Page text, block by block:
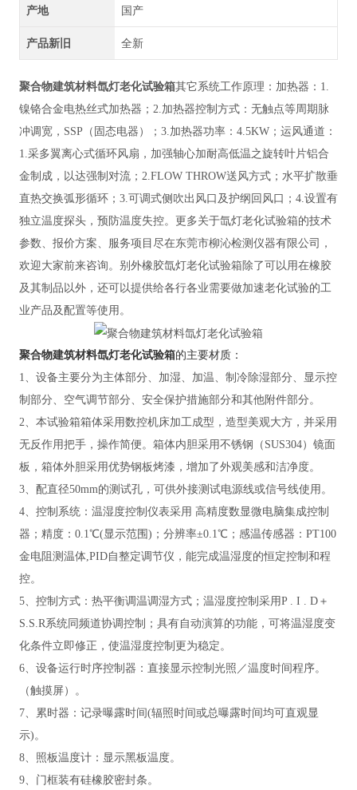
产地 国产
产品新旧 全新
聚合物建筑材料氙灯老化试验箱其它系统工作原理：加热器： 1.
镍铬合金电热丝式加热器；2.加热器控制方式：无触点等周期脉
冲调宽，SSP（固态电器）；3.加热器功率：4.5KW；运风通道：
1.采多翼离心式循环风扇，加强轴心加耐高低温之旋转叶片铝合
金制成，以达强制对流；2.FLOW THROW送风方式；水平扩散垂
直热交换弧形循环；3.可调式侧吹出风口及护纲回风口；4.设置有
独立温度探头，预防温度失控。 更多关于氙灯老化试验箱的技术
参数、报价方案、服务项目尽在东莞市柳沁检测仪器有限公司，
欢迎大家前来咨询。别外橡胶氙灯老化试验箱除了可以用在橡胶
及其制品以外，还可以提供给各行各业需要做加速老化试验的工
业产品及配置等使用。
聚合物建筑材料氙灯老化试验箱的主要材质：
1、设备主要分为主体部分、加湿、加温、制冷除湿部分、显示控
制部分、空气调节部分、安全保护措施部分和其他附件部分。
2、本试验箱箱体采用数控机床加工成型，造型美观大方，并采用
无反作用把手，操作简便。箱体内胆采用不锈钢（SUS304）镜面
板，箱体外胆采用优势钢板烤漆，增加了外观美感和洁净度。
3、配直径50mm的测试孔，可供外接测试电源线或信号线使用。
4、控制系统：温湿度控制仪表采用 高精度数显微电脑集成控制
器；精度：0.1℃(显示范围)；分辨率±0.1℃；感温传感器：PT100
金电阻测温体,PID自整定调节仪，能完成温湿度的恒定控制和程
控。
5、控制方式：热平衡调温调湿方式；温湿度控制采用P . I . D＋
S.S.R系统同频道协调控制；具有自动演算的功能，可将温湿度变
化条件立即修正，使温湿度控制更为稳定。
6、设备运行时序控制器：直接显示控制光照／温度时间程序。
（触摸屏） 。
7、累时器：记录曝露时间(辐照时间或总曝露时间均可直观显
示)。
8、照板温度计：显示黑板温度。
9、门框装有硅橡胶密封条。